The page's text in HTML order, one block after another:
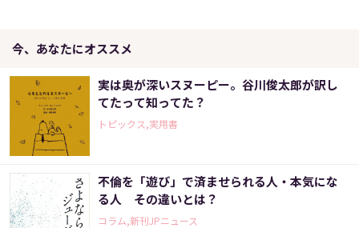
今、あなたにオススメ
実は奥が深いスヌーピー。谷川俊太郎が訳し
てたって知ってた？
トピックス,実用書
不倫を「遊び」で済ませられる人・本気にな
る人 その違いとは？
コラム,新刊JPニュース